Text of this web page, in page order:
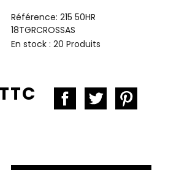
Référence:215 50HR
18TGRCROSSAS
En stock :20 Produits